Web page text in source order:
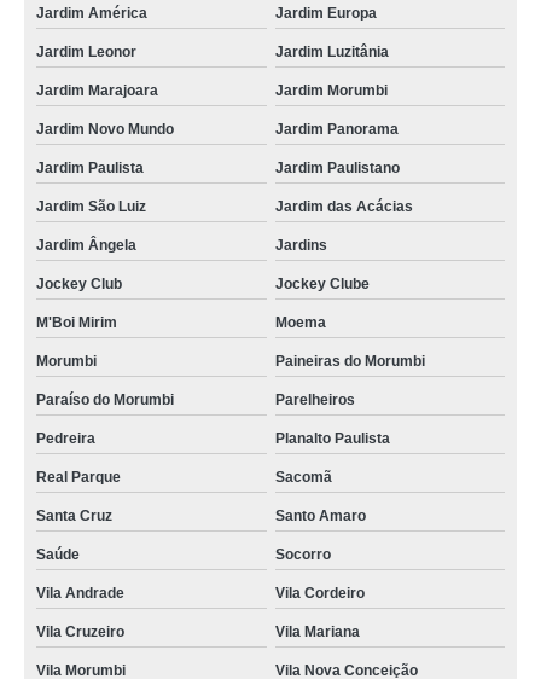
Jardim América Jardim Europa
Jardim Leonor Jardim Luzitânia
Jardim Marajoara Jardim Morumbi
Jardim Novo Mundo Jardim Panorama
Jardim Paulista Jardim Paulistano
Jardim São Luiz Jardim das Acácias
Jardim Ângela Jardins
Jockey Club Jockey Clube
M'Boi Mirim Moema
Morumbi Paineiras do Morumbi
Paraíso do Morumbi Parelheiros
Pedreira Planalto Paulista
Real Parque Sacomã
Santa Cruz Santo Amaro
Saúde Socorro
Vila Andrade Vila Cordeiro
Vila Cruzeiro Vila Mariana
Vila Morumbi Vila Nova Conceição